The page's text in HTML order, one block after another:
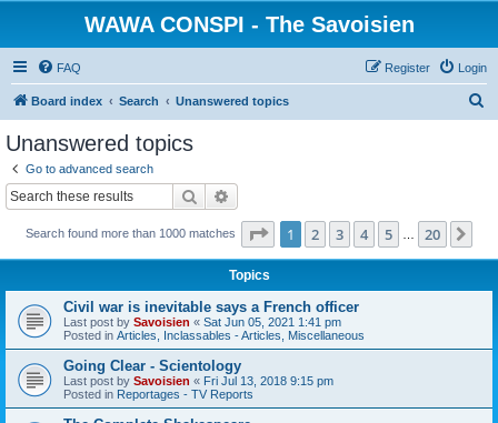
WAWA CONSPI - The Savoisien
FAQ Login
Register
Board index Search Unanswered topics
Unanswered topics
Go to advanced search
Search
Search found more than 1000 matches Page 1of 20
1 2 3 4 5 20
Topics
Civil war is inevitable says a French officer
Last post by Savoisien « Sat Jun 05, 2021 1:41 pm
Posted in Articles, Inclassables - Articles, Miscellaneous
Going Clear - Scientology
Last post by Savoisien « Fri Jul 13, 2018 9:15 pm
Posted in Reportages - TV Reports